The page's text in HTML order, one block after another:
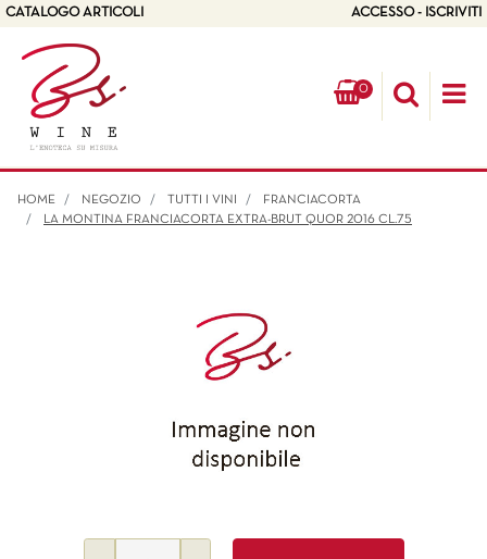
CATALOGO ARTICOLI ACCESSO - ISCRIVITI
0
HOME NEGOZIO TUTTI I VINI
FRANCIACORTA
LA MONTINA FRANCIACORTA EXTRA-BRUT QUOR 2016 CL.75